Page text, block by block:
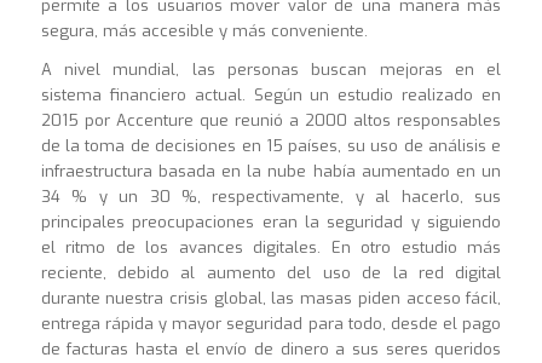
permite a los usuarios mover valor de una manera más
segura, más accesible y más conveniente.
A nivel mundial, las personas buscan mejoras en el
sistema financiero actual. Según un estudio realizado en
2015 por Accenture que reunió a 2000 altos responsables
de la toma de decisiones en 15 países, su uso de análisis e
infraestructura basada en la nube había aumentado en un
34 % y un 30 %, respectivamente, y al hacerlo, sus
principales preocupaciones eran la seguridad y siguiendo
el ritmo de los avances digitales. En otro estudio más
reciente, debido al aumento del uso de la red digital
durante nuestra crisis global, las masas piden acceso fácil,
entrega rápida y mayor seguridad para todo, desde el pago
de facturas hasta el envío de dinero a sus seres queridos